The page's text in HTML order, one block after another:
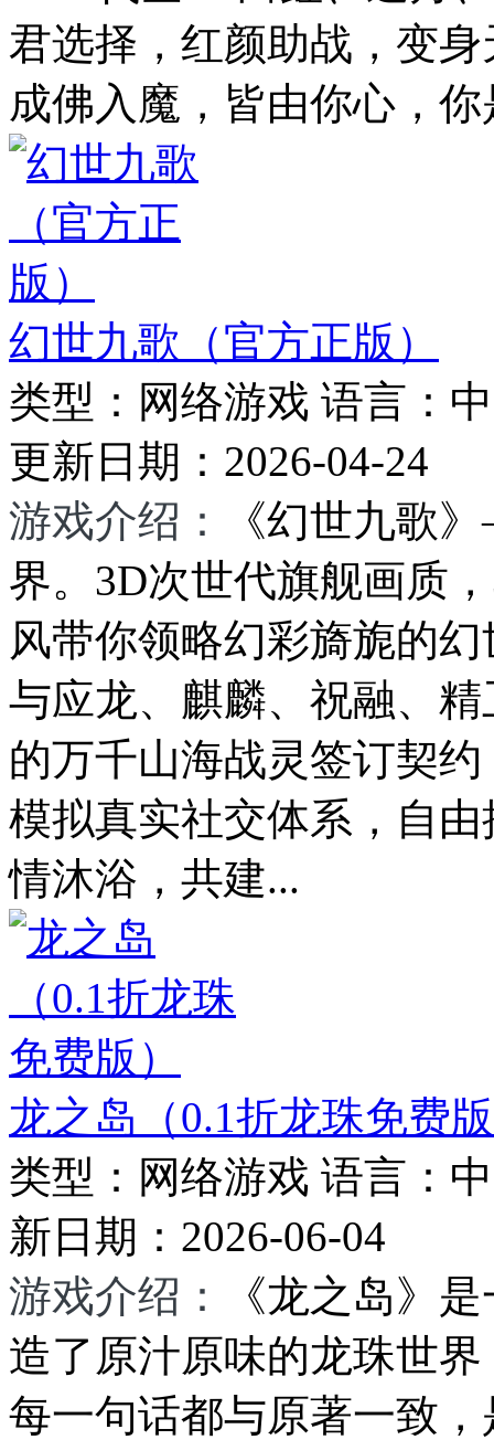
君选择，红颜助战，变
成佛入魔，皆由你心，你
幻世九歌（官方正版）
类型： 网络游戏 语言：
更新日期： 2026-04-24
游戏介绍：
《幻世九歌
界。3D次世代旗舰画质
风带你领略幻彩旖旎的
与应龙、麒麟、祝融、
的万千山海战灵签订契
模拟真实社交体系，自
情沐浴，共建...
龙之岛（0.1折龙珠免费
类型： 网络游戏 语言：
新日期： 2026-06-04
游戏介绍：
《龙之岛》
造了原汁原味的龙珠世
每一句话都与原著一致